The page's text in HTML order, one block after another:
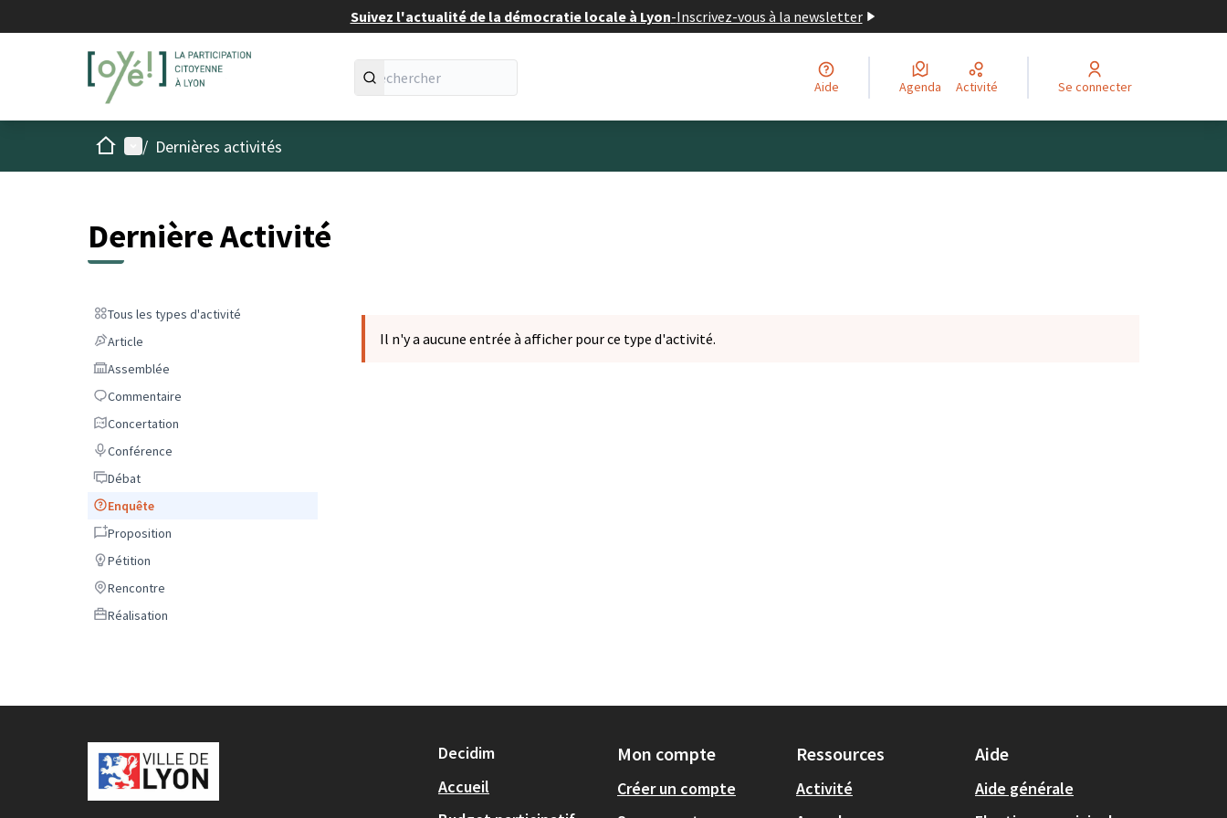
Suivez l'actualité de la démocratie locale à Lyon-Inscrivez-vous à la newsletter
Aide Agenda Activité Se connecter
AccueilMenu principal
/ Dernières activités
Dernière Activité
Tous les types d'activité
Tous les types d'activité
ArticleArticle
Assemblée
Assemblée
Commentaire
Commentaire
Concertation
Concertation
Conférence
Conférence
DébatDébat
Enquête
Enquête
Proposition
Proposition
Pétition
Pétition
Rencontre
Rencontre
Réalisation
Réalisation
Il n'y a aucune entrée à afficher pour ce type d'activité.
Decidim
Accueil
Mon compte
Créer un compte
Ressources
Activité
Aide
Aide générale